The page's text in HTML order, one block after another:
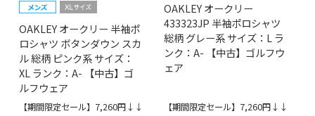
OAKLEY オークリー 半袖ポ
ロシャツ ボタンダウン スカ
ル 総柄 ピンク系 サイズ：
XL ランク：A- 【中古】ゴ
ルフウェア
【期間限定セール】7,260円↓↓
OAKLEY オークリー
433323JP 半袖ポロシャツ
総柄 グレー系 サイズ：L ラ
ンク：A- 【中古】ゴルフウ
ェア
【期間限定セール】7,260円↓↓